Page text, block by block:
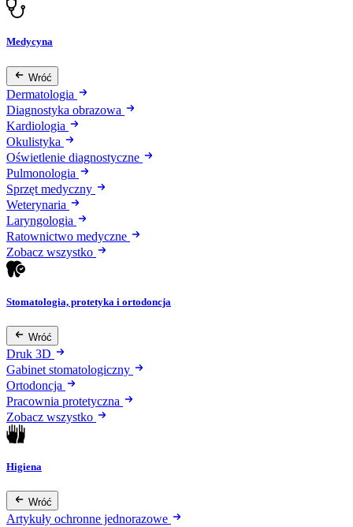
Medycyna
Wróć
Dermatologia
Diagnostyka obrazowa
Kardiologia
Okulistyka
Oświetlenie diagnostyczne
Pulmonologia
Sprzęt medyczny
Weterynaria
Laryngologia
Ratownictwo medyczne
Zobacz wszystko
Stomatologia, protetyka i ortodoncja
Wróć
Druk 3D
Gabinet stomatologiczny
Ortodoncja
Pracownia protetyczna
Zobacz wszystko
Higiena
Wróć
Artykuły ochronne jednorazowe